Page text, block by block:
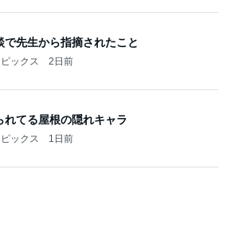
華なつけ麺